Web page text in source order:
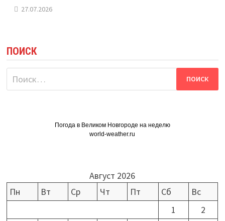
27.07.2026
ПОИСК
Найти:
Погода в Великом Новгороде на неделю
world-weather.ru
Август 2026
Пн
Вт Ср Чт Пт Сб
Вс
1
2